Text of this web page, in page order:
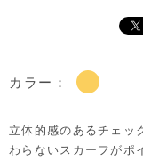
カラー：
立体的感のあるチェッ
わらないスカーフがポ